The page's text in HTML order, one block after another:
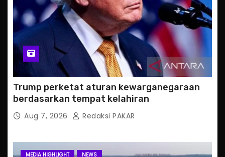
Trump perketat aturan kewarganegaraan
berdasarkan tempat kelahiran
Aug 7, 2026 Redaksi PAKAR
MEDIA HIGHLIGHT NEWS